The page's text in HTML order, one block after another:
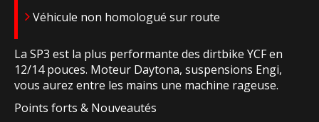
Véhicule non homologué sur route
La SP3 est la plus performante des dirtbike YCF en
12/14 pouces. Moteur Daytona, suspensions Engi,
vous aurez entre les mains une machine rageuse.
Points forts & Nouveautés